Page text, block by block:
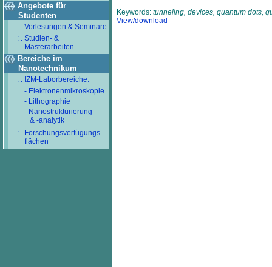
Angebote für
Studenten
: . Vorlesungen & Seminare
: . Studien- &
Masterarbeiten
Bereiche im
Nanotechnikum
: . IZM-Laborbereiche:
- Elektronenmikroskopie
- Lithographie
- Nanostrukturierung
& -analytik
: . Forschungsverfügungs-
flächen
Keywords: tunneling, devices, quantum dots,
View/download